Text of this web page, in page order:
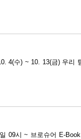
10. 13(금) 우리 팀